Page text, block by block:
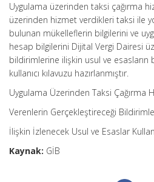
Uygulama üzerinden taksi çağırma
üzerinden hizmet verdikleri taksi ile
bulunan mükelleflerin bilgilerini ve
hesap bilgilerini Dijital Vergi Dairesi
bildirimlerine ilişkin usul ve
kullanıcı kılavuzu hazırlanmıştır.
Uygulama Üzerinden Taksi Çağırma
Verenlerin Gerçekleştireceği
İlişkin İzlenecek Usul ve Esaslar
Kaynak: GİB